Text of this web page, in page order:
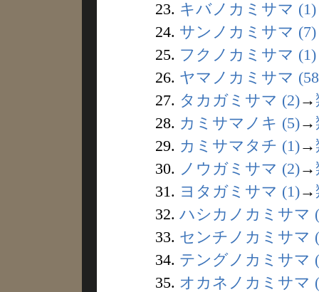
23. キバノカミサマ (1)
24. サンノカミサマ (7)
25. フクノカミサマ (1)
26. ヤマノカミサマ
27. タカガミサマ (2)→
28. カミサマノキ (5)→
29. カミサマタチ (1)→
30. ノウガミサマ (2)→
31. ヨタガミサマ (1)→
32. ハシカノカミサマ
33. センチノカミサマ
34. テングノカミサマ
35. オカネノカミサマ